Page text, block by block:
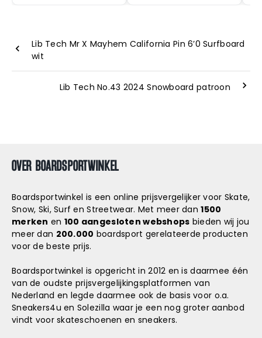
Lib Tech Mr X Mayhem California Pin 6’0 Surfboard
wit
Lib Tech No.43 2024 Snowboard patroon
OVER BOARDSPORTWINKEL
Boardsportwinkel is een online prijsvergelijker voor Skate,
Snow, Ski, Surf en Streetwear. Met meer dan1500
merken en 100 aangesloten webshops bieden wij jou
meer dan 200.000 boardsport gerelateerde producten
voor de beste prijs.
Boardsportwinkel is opgericht in 2012 en is daarmee één
van de oudste prijsvergelijkingsplatformen van
Nederland en legde daarmee ook de basis voor o.a.
Sneakers4u en Solezilla waar je een nog groter aanbod
vindt voor skateschoenen en sneakers.